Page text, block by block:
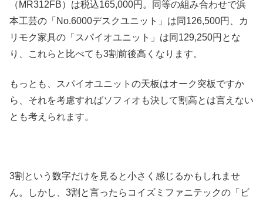
（MR312FB）は税込165,000円。同等の組み合わせで浜
本工芸の「No.6000デスクユニット」は同126,500円、カ
リモク家具の「スパイオユニット」は同129,250円とな
り、これらと比べても3割前後高くなります。
もっとも、スパイオユニットの天板はオーク突板ですか
ら、それを考慮すればソフィオも決して割高とは言えない
とも考えられます。
3割という数字だけを見ると小さく感じるかもしれませ
ん。しかし、3割と言ったらコイズミファニテックの「ビ